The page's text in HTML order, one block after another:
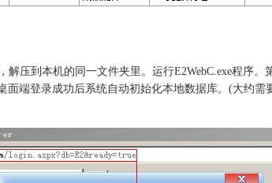
解压到本机的同一文件夹里。运行E2WebC.exe程序。
端登录成功后系统自动初始化本地数据库。 (大约需